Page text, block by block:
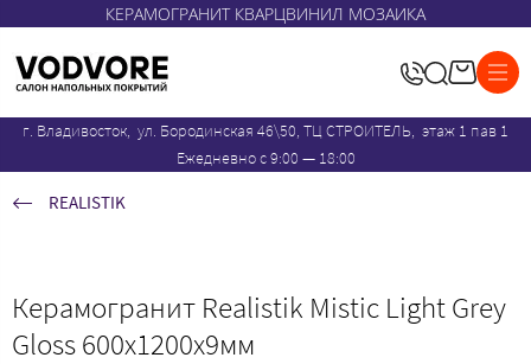
КЕРАМОГРАНИТ КВАРЦВИНИЛ МОЗАИКА
г. Владивосток, ул. Бородинская 46\50, ТЦ СТРОИТЕЛЬ, этаж 1 пав 1
Ежедневно с 9:00 — 18:00
REALISTIK
Керамогранит Realistik Mistic Light Grey
Gloss 600x1200х9мм